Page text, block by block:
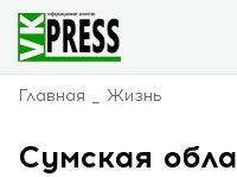
Главная Жизнь
Сумская